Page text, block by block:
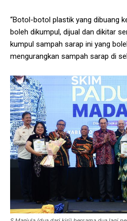
“Botol-botol plastik yang dibuang
boleh dikumpul, dijual dan dikitar
kumpul sampah sarap ini yang
mengurangkan sampah sarap di